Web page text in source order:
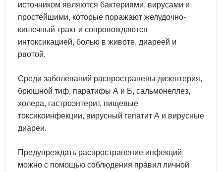
источником являются бактериями, вирусами и
простейшими, которые поражают желудочно-
кишечный тракт и сопровождаются
интоксикацией, болью в животе, диареей и
рвотой.
Среди заболеваний распространены дизентерия,
брюшной тиф, паратифы А и Б, сальмонеллез,
холера, гастроэнтерит, пищевые
токсикоинфекции, вирусный гепатит А и вирусные
диареи.
Предупреждать распространение инфекций
можно с помощью соблюдения правил личной